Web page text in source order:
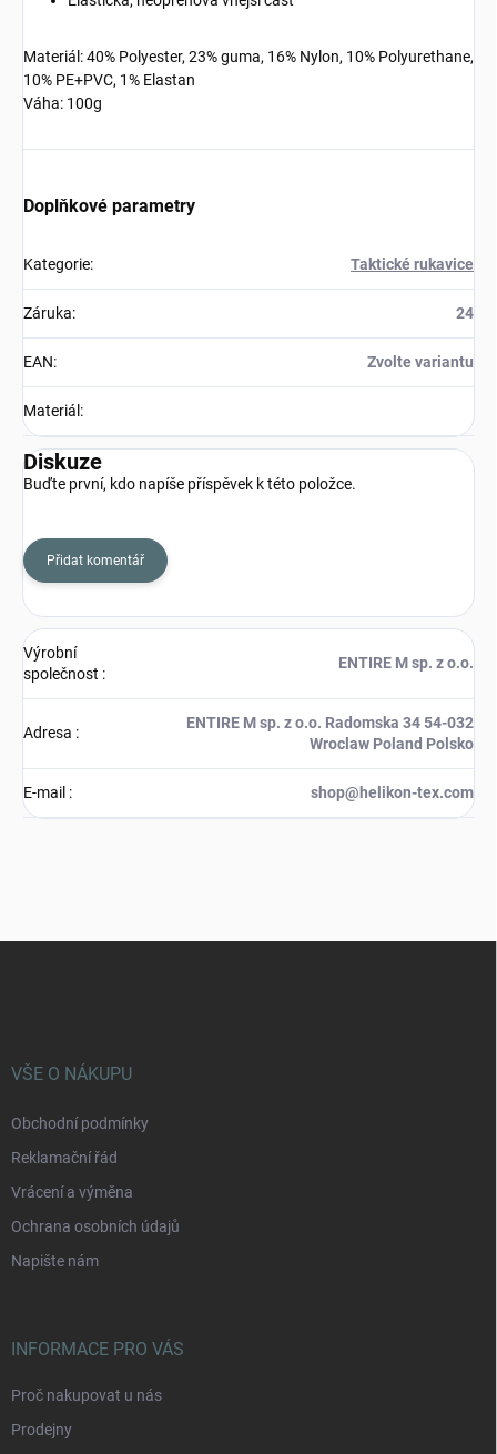
Materiál: 40% Polyester, 23% guma, 16% Nylon, 10% Polyurethane,
10% PE+PVC, 1% Elastan
Váha: 100g
Doplňkové parametry
Kategorie: Taktické rukavice
Záruka: 24
EAN: Zvolte variantu
Materiál :
Diskuze
Buďte první, kdo napíše příspěvek k této položce.
Přidat komentář
Výrobní
společnost :
ENTIRE M sp. z o.o.
Adresa :
ENTIRE M sp. z o.o. Radomska 34 54-032
Wroclaw Poland Polsko
E-mail : shop@helikon-tex.com
VŠE O NÁKUPU
Obchodní podmínky
Reklamační řád
Vrácení a výměna
Ochrana osobních údajů
Napište nám
INFORMACE PRO VÁS
Proč nakupovat u nás
Prodejny